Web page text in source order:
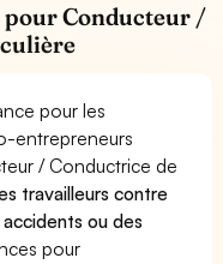
pour Conducteur /
pour les
entrepreneurs
/ Conductrice de
travailleurs contre
ou des
pour